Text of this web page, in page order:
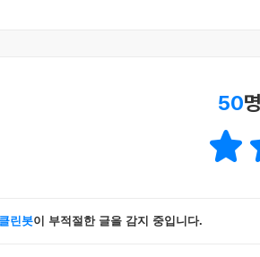
50
클린봇이 부적절한 글을 감지 중입니다.